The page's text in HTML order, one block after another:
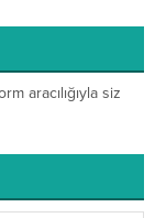
aracılığıyla siz